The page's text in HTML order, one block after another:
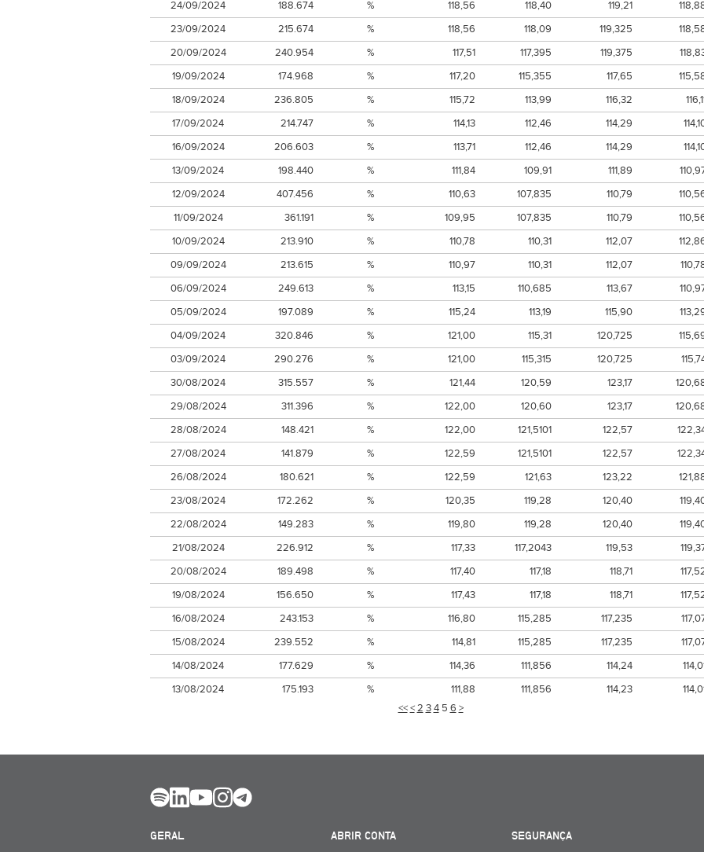
<< < 2 3 45 6 >
24/09/2024
188.674 % 118,56 118,40 119,21
23/09/2024
215.674 % 118,56 118,09 119,325
20/09/2024
240.954 % 117,51 117,395 119,375
19/09/2024
174.968 % 117,20 115,355 117,65
18/09/2024
236.805 % 115,72 113,99 116,32
17/09/2024
214.747 % 114,13 112,46 114,29
16/09/2024
206.603 % 113,71 112,46 114,29
13/09/2024
198.440 % 111,84 109,91 111,89
12/09/2024
407.456 % 110,63 107,835 110,79
11/09/2024
361.191 % 109,95 107,835 110,79
10/09/2024
213.910 % 110,78 110,31 112,07
09/09/2024
213.615 % 110,97 110,31 112,07
06/09/2024
249.613 % 113,15 110,685 113,67
05/09/2024
197.089 % 115,24 113,19 115,90
04/09/2024
320.846 % 121,00 115,31 120,725
03/09/2024
290.276 % 121,00 115,315 120,725
30/08/2024
315.557 % 121,44 120,59 123,17
29/08/2024
311.396 % 122,00 120,60 123,17
28/08/2024
148.421 % 122,00 121,5101 122,57
27/08/2024
141.879 % 122,59 121,5101 122,57
26/08/2024
180.621 % 122,59 121,63 123,22
23/08/2024
172.262 % 120,35 119,28 120,40
22/08/2024
149.283 % 119,80 119,28 120,40
21/08/2024
226.912 % 117,33 117,2043 119,53
20/08/2024
189.498 % 117,40 117,18 118,71
19/08/2024
156.650 % 117,43 117,18 118,71
16/08/2024
243.153 % 116,80 115,285 117,235
15/08/2024
239.552 % 114,81 115,285 117,235
14/08/2024
177.629 % 114,36 111,856 114,24
13/08/2024
175.193 % 111,88 111,856 114,23
GERAL ABRIR CONTA SEGURANÇA